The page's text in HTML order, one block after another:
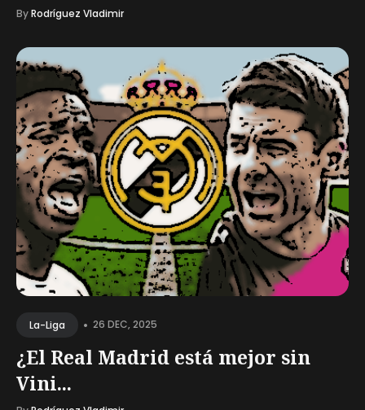
ByRodríguez Vladimir
La-Liga • 26 DEC, 2025
¿El Real Madrid está mejor sin
Vini...